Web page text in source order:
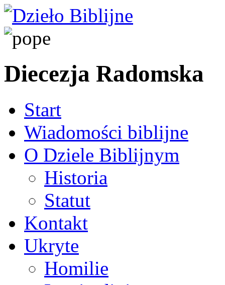
Diecezja Radomska
Start
Wiadomości biblijne
O Dziele Biblijnym
Historia
Statut
Kontakt
Ukryte
Homilie